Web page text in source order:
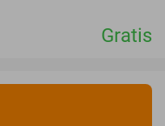
Gratis